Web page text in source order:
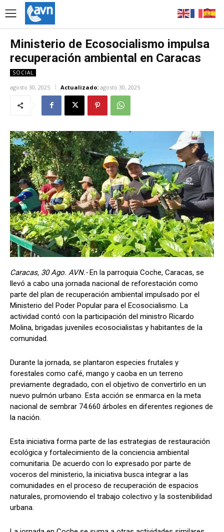
Ministerio de Ecosocialismo impulsa
recuperación ambiental en Caracas
SOCIAL
agosto 30, 2025 Actualizado: agosto 30, 2025
Caracas, 30 Ago. AVN.- En la parroquia Coche, Caracas, se
llevó a cabo una jornada nacional de reforestación como
parte del plan de recuperación ambiental impulsado por el
Ministerio del Poder Popular para el Ecosocialismo. La
actividad contó con la participación del ministro Ricardo
Molina, brigadas juveniles ecosocialistas y habitantes de la
comunidad.
Durante la jornada, se plantaron especies frutales y
forestales como café, mango y caoba en un terreno
previamente degradado, con el objetivo de convertirlo en un
nuevo pulmón urbano. Esta acción se enmarca en la meta
nacional de sembrar 74.660 árboles en diferentes regiones de
la nación.
Esta iniciativa forma parte de las estrategias de restauración
ecológica y fortalecimiento de la conciencia ambiental
comunitaria. De acuerdo con lo expresado por parte de
voceros del ministerio, la iniciativa busca integrar a las
comunidades en el proceso de recuperación de espacios
naturales, promoviendo el trabajo colectivo y la sostenibilidad
urbana.